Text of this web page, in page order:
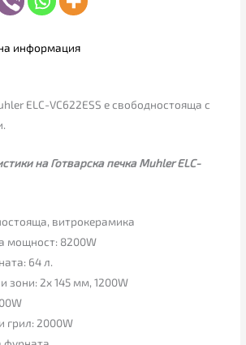
информация
ELC-VC622ESS е свободностояща с
на Готварска печка Muhler ELC-
витрокерамика
мощност: 8200W
64 л.
зони: 2x 145 мм, 1200W
грил: 2000W